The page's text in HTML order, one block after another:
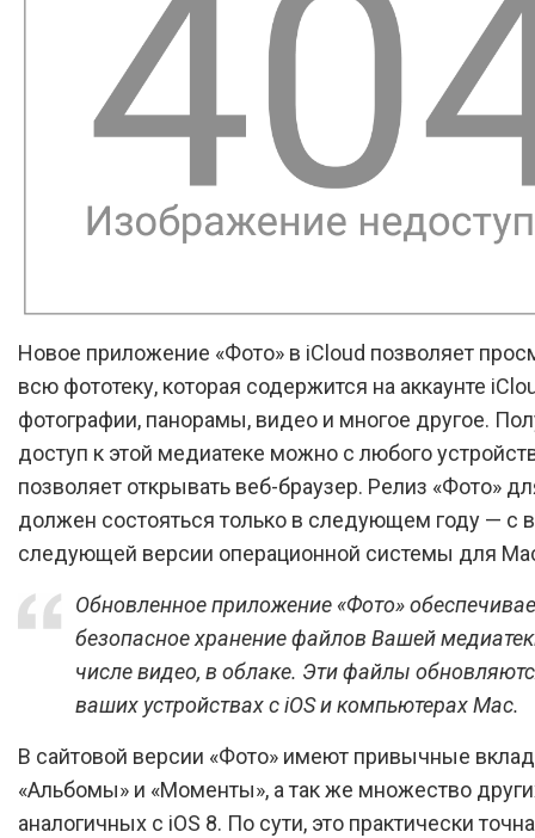
Новое приложение «Фото» в iCloud позволяет
всю фототеку, которая содержится на аккаунте
фотографии, панорамы, видео и многое другое.
доступ к этой медиатеке можно с любого
позволяет открывать веб-браузер. Релиз «Фото»
должен состояться только в следующем году — с
следующей версии операционной системы для
Обновленное приложение «Фото»
безопасное хранение файлов Вашей
числе видео, в облаке. Эти файлы
ваших устройствах с iOS и компьютерах Mac.
В сайтовой версии «Фото» имеют привычные
«Альбомы» и «Моменты», а так же множество
аналогичных с iOS 8. По сути, это практически